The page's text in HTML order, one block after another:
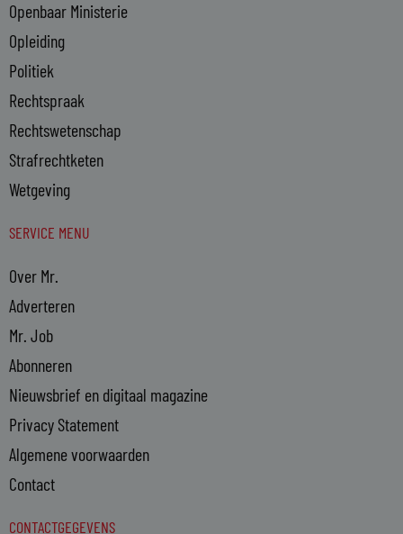
Openbaar Ministerie
Opleiding
Politiek
Rechtspraak
Rechtswetenschap
Strafrechtketen
Wetgeving
SERVICE MENU
Over Mr.
Adverteren
Mr. Job
Abonneren
Nieuwsbrief en digitaal magazine
Privacy Statement
Algemene voorwaarden
Contact
CONTACTGEGEVENS